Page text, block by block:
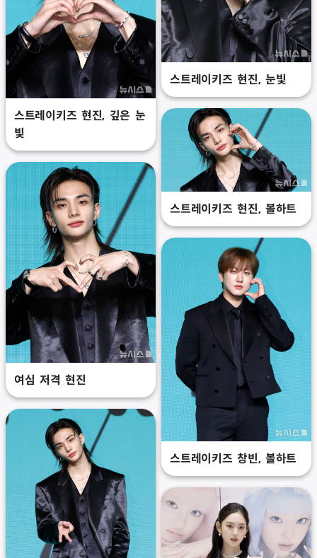
스트레이키즈 현진, 눈빛
스트레이키즈 현진, 깊은 눈
빛
스트레이키즈 현진, 볼하트
여심 저격 현진
스트레이키즈 창빈, 볼하트